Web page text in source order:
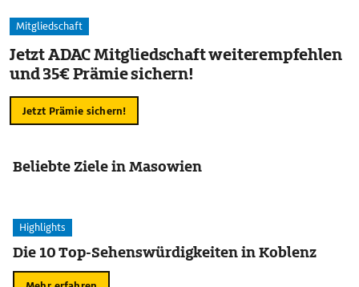
Mitgliedschaft
Jetzt ADAC Mitgliedschaft weiterempfehlen
und 35€ Prämie sichern!
Jetzt Prämie sichern!
Beliebte Ziele in Masowien
Highlights
Die 10 Top-Sehenswürdigkeiten in Koblenz